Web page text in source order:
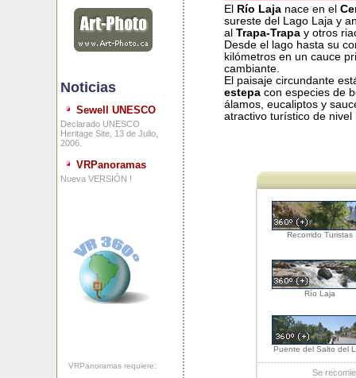
Noticias
Sewell UNESCO
Declarado UNESCO
Heritage Site, 13 de Julio,
2006.
VRPanoramas
Nueva VERSIÓN !
VRPanoramas requiere:
El Río Lajanace en el
sureste del Lago Laja y
al Trapa-Trapay otros
Desde el lago hasta su
kilómetros en un cauce
cambiante.
El paisaje circundante
estepacon especies de
álamos, eucaliptos y
atractivo turístico de nivel
Recorrido Turistas
Río Laja
Puente del Salto del
Se